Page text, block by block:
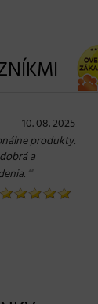
10. 08. 2025
produkty.
a
“